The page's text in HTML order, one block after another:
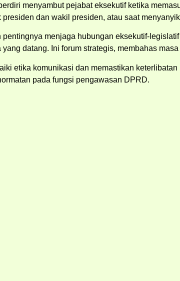
menyambut pejabat eksekutif ketika
dan wakil presiden, atau saat
menjaga hubungan eksekutif-
datang. Ini forum strategis, membahas
etika komunikasi dan memastikan
pada fungsi pengawasan DPRD.